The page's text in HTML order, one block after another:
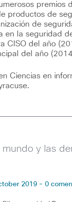
premios
productos de
de
en la seguridad
CISO del año
del año
Ciencias en
mundo y las
2019 - 0